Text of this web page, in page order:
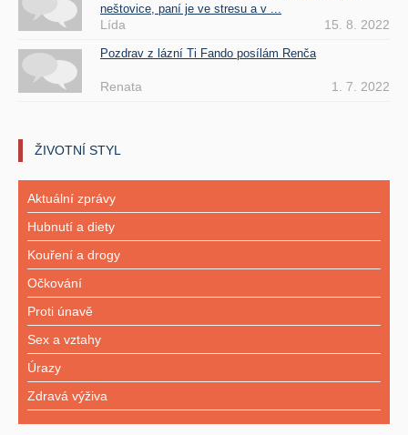
neštovice, paní je ve stresu a v ...
Lída 15. 8. 2022
Pozdrav z lázní Ti Fando posílám Renča
Renata 1. 7. 2022
ŽIVOTNÍ STYL
Aktuální zprávy
Hubnutí a diety
Kouření a drogy
Očkování
Proti únavě
Sex a vztahy
Úrazy
Zdravá výživa